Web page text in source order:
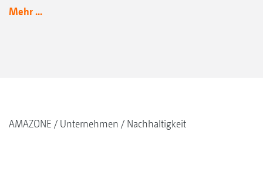
Mehr ...
AMAZONE Unternehmen Nachhaltigkeit